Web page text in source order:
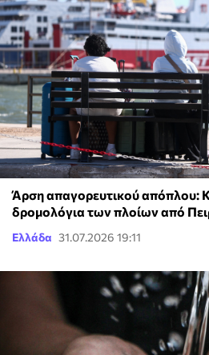
Άρση απαγορευτικού απόπλου:
δρομολόγια των πλοίων από
Ελλάδα 31.07.2026 19:11